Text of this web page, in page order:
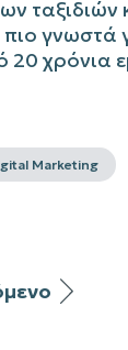
ταξιδιών
πιο γνωστά
χρόνια
Marketing